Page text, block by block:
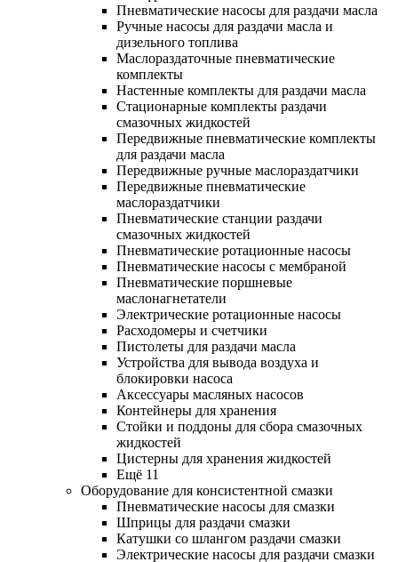
Пневматические насосы для раздачи масла
Ручные насосы для раздачи масла и
дизельного топлива
Маслораздаточные пневматические
комплекты
Настенные комплекты для раздачи масла
Стационарные комплекты раздачи
смазочных жидкостей
Передвижные пневматические комплекты
для раздачи масла
Передвижные ручные маслораздатчики
Передвижные пневматические
маслораздатчики
Пневматические станции раздачи
смазочных жидкостей
Пневматические ротационные насосы
Пневматические насосы с мембраной
Пневматические поршневые
маслонагнетатели
Электрические ротационные насосы
Расходомеры и счетчики
Пистолеты для раздачи масла
Устройства для вывода воздуха и
блокировки насоса
Аксессуары масляных насосов
Контейнеры для хранения
Стойки и поддоны для сбора смазочных
жидкостей
Цистерны для хранения жидкостей
Ещё 11
Оборудование для консистентной смазки
Пневматические насосы для смазки
Шприцы для раздачи смазки
Катушки со шлангом раздачи смазки
Электрические насосы для раздачи смазки